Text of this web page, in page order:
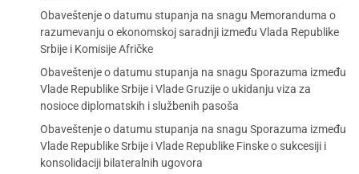
Obaveštenje o datumu stupanja na snagu Memoranduma o
razumevanju o ekonomskoj saradnji između Vlada Republike
Srbije i Komisije Afričke
Obaveštenje o datumu stupanja na snagu Sporazuma između
Vlade Republike Srbije i Vlade Gruzije o ukidanju viza za
nosioce diplomatskih i službenih pasoša
Obaveštenje o datumu stupanja na snagu Sporazuma između
Vlade Republike Srbije i Vlade Republike Finske o sukcesiji i
konsolidaciji bilateralnih ugovora